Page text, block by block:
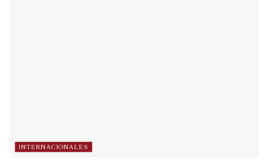
INTERNACIONALES